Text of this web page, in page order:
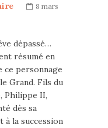
8 mars
dépassé…
résumé en
ce personnage
Grand. Fils du
Philippe II,
dès sa
à la succession